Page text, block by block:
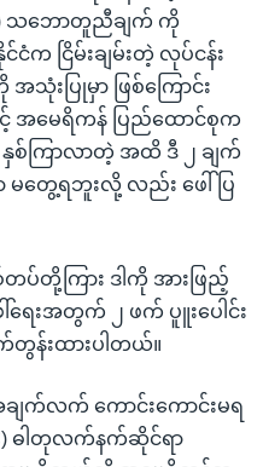
သဘောတူညီချက် ကို
က ငြိမ်းချမ်းတဲ့ လုပ်ငန်း
းပြုမှာ ဖြစ်ကြောင်း
င့် အမေရိကန် ပြည်ထောင်စုက
စ်ကြာလာတဲ့ အထိ ဒီ ၂ ချက်
မတွေ့ရဘူးလို့ လည်း ဖေါ်ပြ
ပ်တို့ကြား ဒါကို အားဖြည့်
ရေးအတွက် ၂ ဖက် ပူူးပေါင်း
န်းထားပါတယ်။
က်လက် ကောင်းကောင်းမရ
ဓါတုလက်နက်ဆိုင်ရာ